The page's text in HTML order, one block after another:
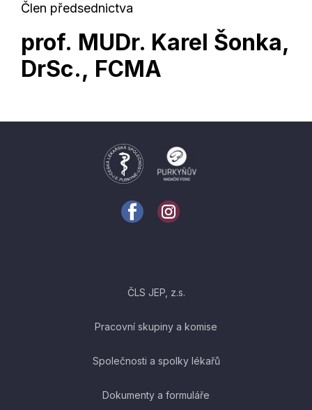
Člen předsednictva
prof. MUDr. Karel Šonka,
DrSc., FCMA
ČLS JEP, z.s.
Pracovní skupiny a komise
Společnosti a spolky lékařů
Dokumenty a formuláře